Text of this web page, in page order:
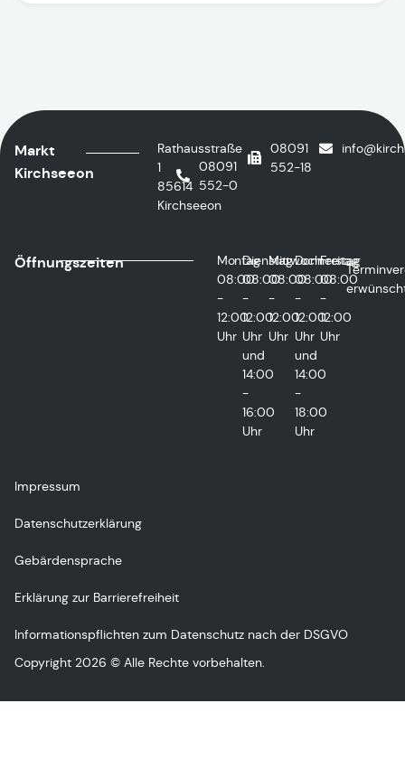
Markt
Kirchseeon
Rathausstraße
1
85614
Kirchseeon
08091
552-0
08091
552-18
Öffnungszeiten
Montag
08:00
-
12:00
Uhr
Dienstag
08:00
-
12:00
Uhr
und
14:00
-
16:00
Uhr
Mittwoch
08:00
-
12:00
Uhr
Donnerstag
08:00
-
12:00
Uhr
und
14:00
-
18:00
Uhr
Freitag
08:00
-
12:00
Uhr
Impressum
Datenschutzerklärung
Gebärdensprache
Erklärung zur Barrierefreiheit
Informationspflichten zum Datenschutz nach der DSGVO
Copyright 2026 © Alle Rechte vorbehalten.